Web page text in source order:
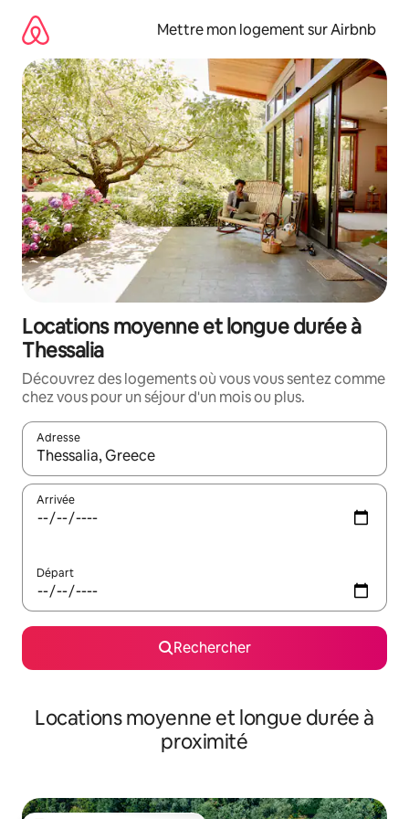
directement
contenu
Mettre mon logement sur Airbnb
Locations moyenne et longue durée à
Thessalia
Découvrez des logements où vous vous sentez comme
chez vous pour un séjour d'un mois ou plus.
Adresse
Lorsque les résultats s'affichent, utilisez les flèches vers le
Arrivée
Départ
Rechercher
Locations moyenne et longue durée à
proximité